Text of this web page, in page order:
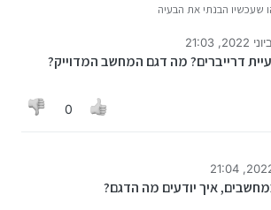
שעכשיו הבנתי את הבעיה
ח ו-כ לא עובדים ורק אחר כך הן מתחילים לעבוד
קורה כי אני לוחצת עליהן חזק ובעצבים...
פתרון?על ידי
דרייברים? מה דגם המחשב המדוייק?
0
על ידי
איך יודעים מה הדגם?